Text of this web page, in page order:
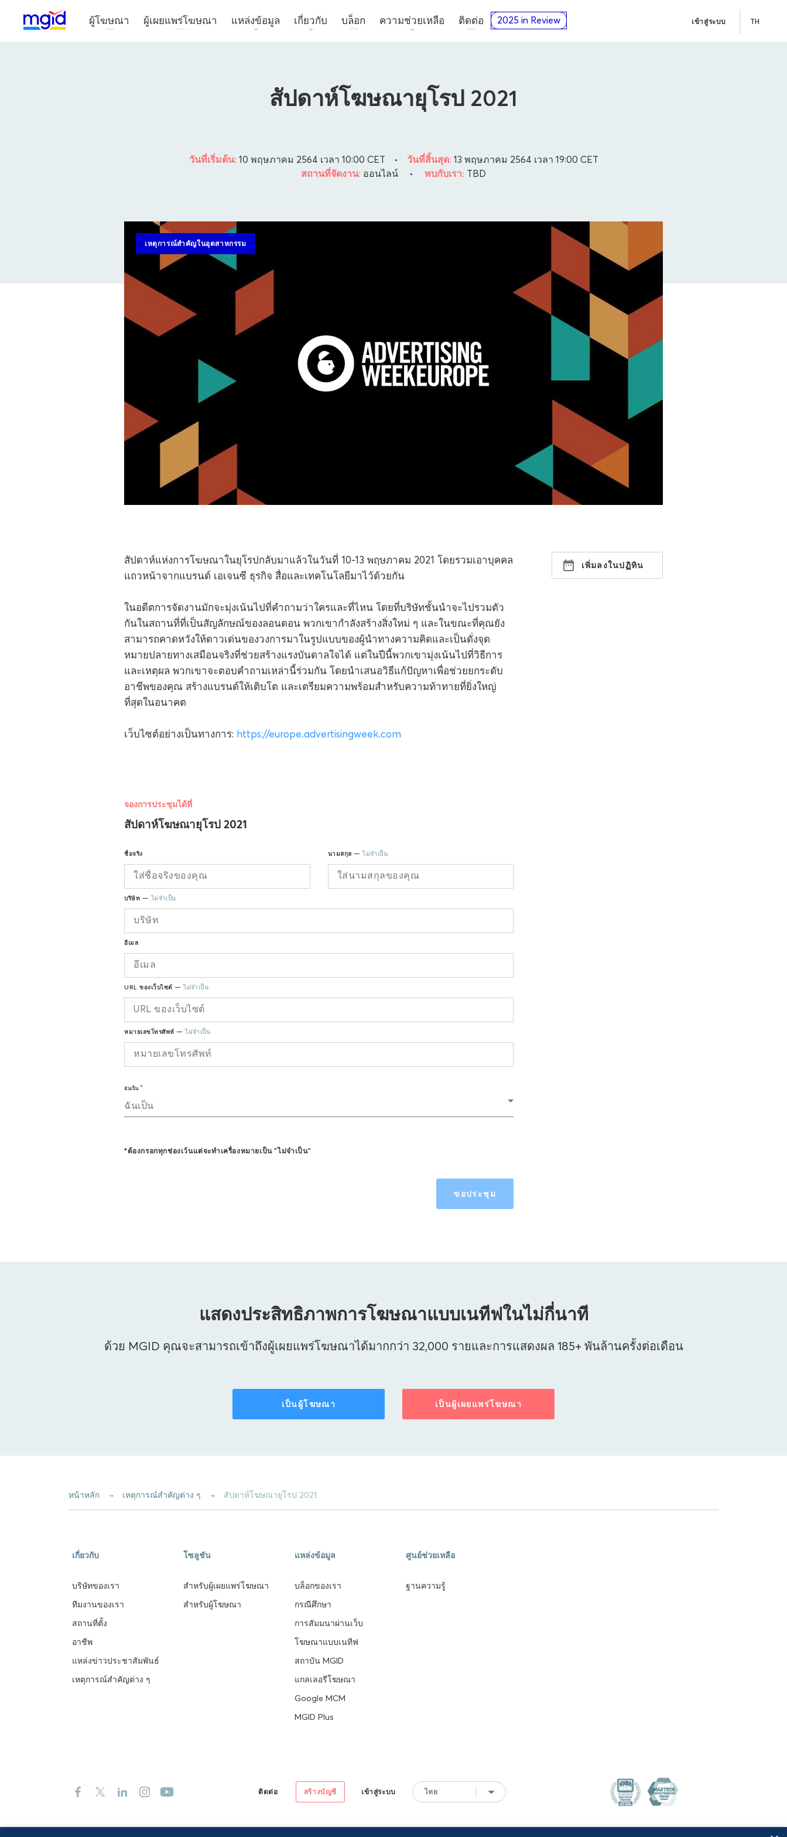
ผู้โฆษณา ผู้เผยแพร่โฆษณา แหล่งข้อมูล เกี่ยวกับ บล็อก ความช่วยเหลือ ติดต่อ 2025 in Review เข้าสู่ระบบ TH
สัปดาห์โฆษณายุโรป 2021
วันที่เริ่มต้น: 10 พฤษภาคม 2564 เวลา 10:00 CET • วันที่สิ้นสุด: 13 พฤษภาคม 2564 เวลา 19:00 CET
สถานที่จัดงาน: ออนไลน์ • พบกับเรา: TBD
เหตุการณ์สำคัญในอุตสาหกรรม
สัปดาห์แห่งการโฆษณาในยุโรปกลับมาแล้วในวันที่ 10-13 พฤษภาคม 2021 โดยรวมเอาบุคคล
แถวหน้าจากแบรนด์ เอเจนซี ธุรกิจ สื่อและเทคโนโลยีมาไว้ด้วยกัน
ในอดีตการจัดงานมักจะมุ่งเน้นไปที่คำถามว่าใครและที่ไหน โดยที่บริษัทชั้นนำจะไปรวมตัว
กันในสถานที่ที่เป็นสัญลักษณ์ของลอนดอน พวกเขากำลังสร้างสิ่งใหม่ ๆ และในขณะที่คุณยัง
สามารถคาดหวังให้ดาวเด่นของวงการมาในรูปแบบของผู้นำทางความคิดและเป็นดั่งจุด
หมายปลายทางเสมือนจริงที่ช่วยสร้างแรงบันดาลใจได้ แต่ในปีนี้พวกเขามุ่งเน้นไปที่วิธีการ
และเหตุผล พวกเขาจะตอบคำถามเหล่านี้ร่วมกัน โดยนำเสนอวิธีแก้ปัญหาเพื่อช่วยยกระดับ
อาชีพของคุณ สร้างแบรนด์ให้เติบโต และเตรียมความพร้อมสำหรับความท้าทายที่ยิ่งใหญ่
ที่สุดในอนาคต
เว็บไซต์อย่างเป็นทางการ: https://europe.advertisingweek.com
จองการประชุมได้ที่
สัปดาห์โฆษณายุโรป 2021
ชื่อจริง นามสกุล —ไม่จำเป็น
บริษัท —ไม่จำเป็น
อีเมล
URL ของเว็บไซต์ —ไม่จำเป็น
หมายเลขโทรศัพท์ —ไม่จำเป็น
ฉันเป็น
ฉันเป็น
*ต้องกรอกทุกช่องเว้นแต่จะทำเครื่องหมายเป็น "ไม่จำเป็น"
ขอประชุม
เพิ่มลงในปฏิทิน
แสดงประสิทธิภาพการโฆษณาแบบเนทีฟในไม่กี่นาที
ด้วย MGID คุณจะสามารถเข้าถึงผู้เผยแพร่โฆษณาได้มากกว่า 32,000 รายและการแสดงผล 185+ พันล้านครั้งต่อเดือน
เป็นผู้โฆษณา เป็นผู้เผยแพร่โฆษณา
หน้าหลัก เหตุการณ์สำคัญต่าง ๆ สัปดาห์โฆษณายุโรป 2021
เกี่ยวกับ
บริษัทของเรา
ทีมงานของเรา
สถานที่ตั้ง
อาชีพ
แหล่งข่าวประชาสัมพันธ์
เหตุการณ์สำคัญต่าง ๆ
โซลูชัน
สำหรับผู้เผยแพร่โฆษณา
สำหรับผู้โฆษณา
แหล่งข้อมูล
บล็อกของเรา
กรณีศึกษา
การสัมมนาผ่านเว็บ
โฆษณาแบบเนทีฟ
สถาบัน MGID
แกลเลอรีโฆษณา
Google MCM
MGID Plus
ศูนย์ช่วยเหลือ
ฐานความรู้
ติดต่อ สร้างบัญชี เข้าสู่ระบบ ไทย